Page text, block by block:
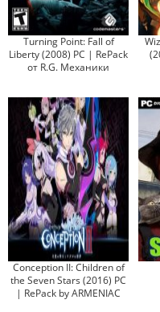
Turning Point: Fall of
Liberty (2008) PC | RePack
от R.G. Механики
Conception II: Children of
the Seven Stars (2016) PC
| RePack by АRMENIAC